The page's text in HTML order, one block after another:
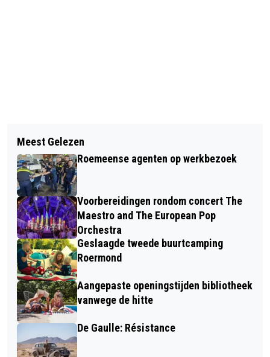
MILDERSHOOF WINT GOUD, ZILVER EN
BRONS
HUSH: DANS EN LIVEMUZIEK GAAN
HAND IN HAND
Meest Gelezen
Roemeense agenten op werkbezoek
Voorbereidingen rondom concert The
Maestro and The European Pop
Orchestra
Geslaagde tweede buurtcamping
Roermond
Aangepaste openingstijden bibliotheek
vanwege de hitte
De Gaulle: Résistance